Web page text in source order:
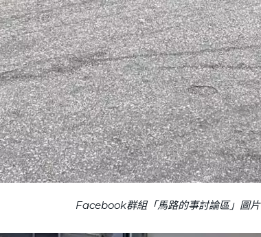
Facebook群組「馬路的事討論區」圖片